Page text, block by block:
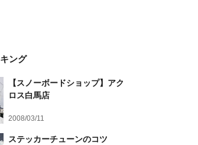
ング
【スノーボードショップ】アク
ロス白馬店
2008/03/11
ステッカーチューンのコツ